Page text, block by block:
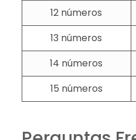
12 números
13 números
14 números
15 números